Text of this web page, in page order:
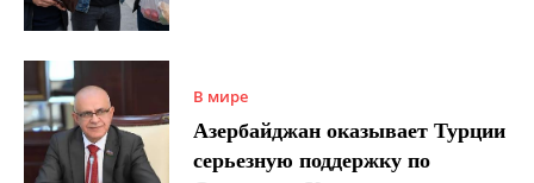
В мире
Азербайджан оказывает Турции
серьезную поддержку по